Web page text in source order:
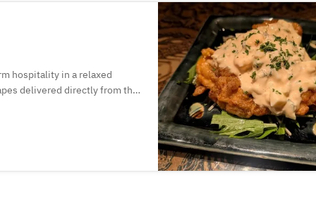
hospitality in a relaxed
delivered directly from the